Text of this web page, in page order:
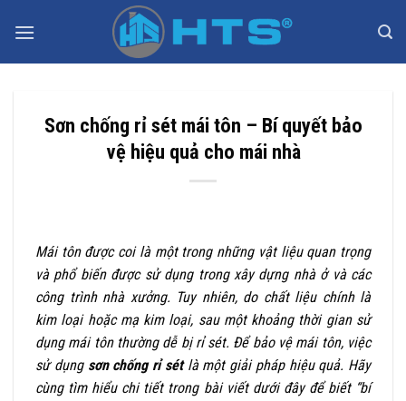
qua
Sơn chống rỉ sét mái tôn – Bí quyết bảo
vệ hiệu quả cho mái nhà
Mái tôn được coi là một trong những vật liệu quan trọng
và phổ biến được sử dụng trong xây dựng nhà ở và các
công trình nhà xưởng. Tuy nhiên, do chất liệu chính là
kim loại hoặc mạ kim loại, sau một khoảng thời gian sử
dụng mái tôn thường dễ bị rỉ sét. Để bảo vệ mái tôn, việc
sử dụng sơn chống rỉ sétlà một giải pháp hiệu quả. Hãy
cùng tìm hiểu chi tiết trong bài viết dưới đây để biết “bí